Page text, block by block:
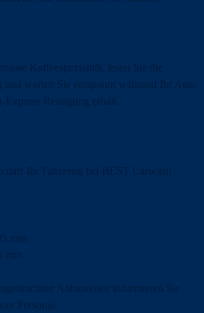
Kaffeespezialität, lesen Sie die
warten Sie entspannt während Ihr Auto
Reinigung erhält.
darf Ihr Fahrzeug bei BEST Carwash
mm
mm
Anbauteilen informieren Sie
Personal.